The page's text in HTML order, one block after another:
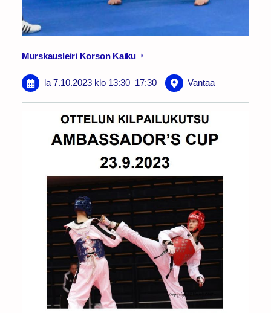
Murskausleiri Korson Kaiku
la 7.10.2023 klo 13:30–17:30 Vantaa